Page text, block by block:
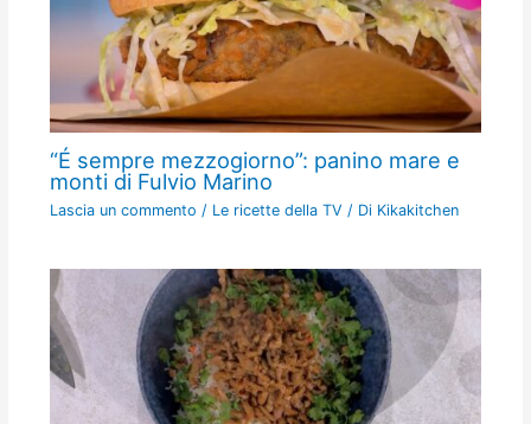
“É sempre mezzogiorno”: panino mare e
monti di Fulvio Marino
Lascia un commento / Le ricette della TV / Di Kikakitchen